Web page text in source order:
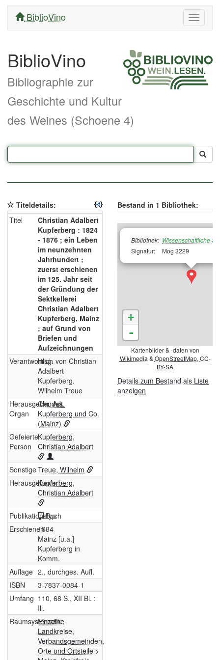
ein/
BiblioVino
BiblioVino
Bibliographie zur
Geschichte und Kultur
des Weines (Schoene 4)
Titeldetails:
Titel
Christian Adalbert
Kupferberg : 1824
- 1876 ; ein Leben
im neunzehnten
Jahrhundert ;
zuerst erschienen
im 125. Jahr seit
der Gründung der
Sektkellerei
Christian Adalbert
Kupferberg, Mainz
; auf Grund von
Briefen und
Aufzeichnungen
Verantwortlichhrsg. von Christian
Adalbert
Kupferberg.
Wilhelm Treue
Herausgebendes
Organ
Chr. Adt.
Kupferberg und Co.
(Mainz)
Gefeierte
Person
Kupferberg,
Christian Adalbert
SonstigeTreue, Wilhelm
Herausgeber/in
Kupferberg,
Christian Adalbert
Publikationstyp
Buch
Erschienen1984
Mainz [u.a.]
Kupferberg in
Komm.
Auflage 2., durchges. Aufl.
ISBN
3-7837-0084-1
Umfang 110, 68 S., XII Bl. :
Ill.
Raumsystematik
Einzelne
Landkreise,
Verbandsgemeinden,
Orte und Ortsteile >
Bestand in 1 Bibliothek:
Bibliothek: Wissenschaftliche
Signatur:
Mog 3229
+
-
Kartenbilder & -daten von
Wikimedia & OpenStreetMap, CC-
BY-SA
Details zum Bestand als Liste
anzeigen